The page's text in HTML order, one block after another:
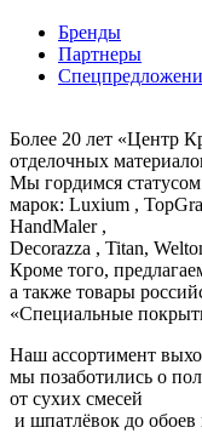
Бренды
Партнеры
Более 20 лет «Центр
отделочных
Мы гордимся
марок: Luxium ,
HandMaler ,
Decorazza , Titan,
Кроме того,
а также товары
«Специальные
Наш ассортимент
мы позаботились о
от сухих смесей
и шпатлёвок до